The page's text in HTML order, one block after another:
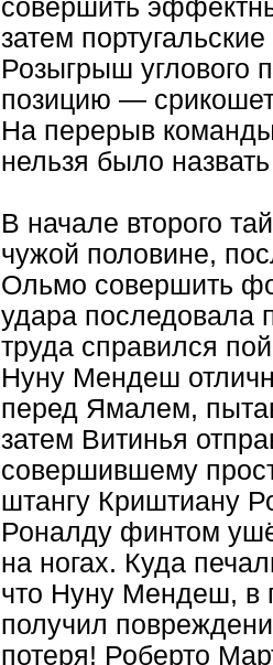
совершить
затем
Розыгрыш углового
позицию —
На перерыв
нельзя было
В начале второго
чужой половине,
Ольмо совершить
удара последовала
труда справился
Нуну Мендеш
перед Ямалем,
затем Витинья
совершившему
штангу Криштиану
Роналду финтом
на ногах. Куда
что Нуну Мендеш, в
получил
потеря! Роберто